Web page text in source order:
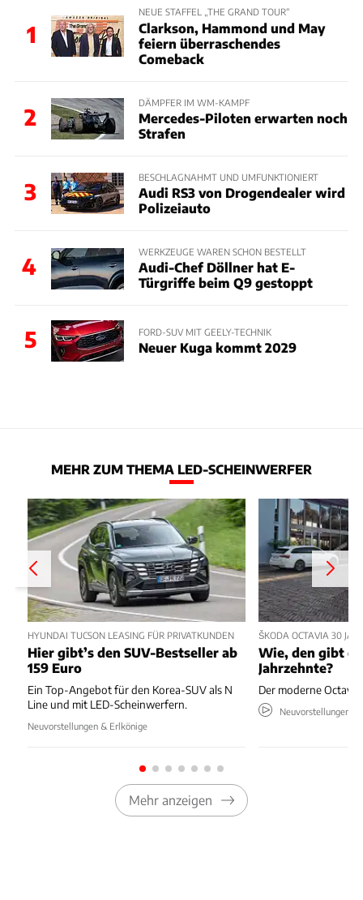
1
NEUE STAFFEL „THE GRAND TOUR“
Clarkson, Hammond und May
feiern überraschendes
Comeback
2
DÄMPFER IM WM-KAMPF
Mercedes-Piloten erwarten noch
Strafen
3
BESCHLAGNAHMT UND UMFUNKTIONIERT
Audi RS3 von Drogendealer wird
Polizeiauto
4
WERKZEUGE WAREN SCHON BESTELLT
Audi-Chef Döllner hat E-
Türgriffe beim Q9 gestoppt
5 FORD-SUV MIT GEELY-TECHNIK
Neuer Kuga kommt 2029
MEHR ZUM THEMA LED-SCHEINWERFER
HYUNDAI TUCSON LEASING FÜR PRIVATKUNDEN
Hier gibt’s den SUV-Bestseller ab
159 Euro
Ein Top-Angebot für den Korea-SUV als N
Line und mit LED-Scheinwerfern.
Neuvorstellungen & Erlkönige
ŠKODA OCTAVIA 30
Wie, den gibt
Jahrzehnte?
Der moderne
Neuvorstellungen &
Mehr anzeigen